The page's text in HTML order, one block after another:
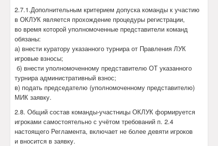
2.7.1.Дополнительным критерием допуска команды к участию
в ОКЛУК является прохождение процедуры регистрации,
во время которой уполномоченные представители команд
обязаны:
а) внести куратору указанного турнира от Правления ЛУК
игровые взносы;
б) внести уполномоченному представителю ОТ указанного
турнира административный взнос;
в) подать председателю (уполномоченному представителю)
МИК заявку.
2.8. Общий состав команды-участницы ОКЛУК формируется
игроками самостоятельно с учётом требований п. 2.4
настоящего Регламента, включает не более девяти игроков
и вносится в заявку.